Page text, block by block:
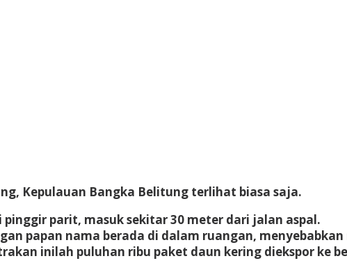
Kepulauan Bangka Belitung terlihat biasa saja.
parit, masuk sekitar 30 meter dari jalan aspal.
papan nama berada di dalam ruangan,
inilah puluhan ribu paket daun kering diekspor ke